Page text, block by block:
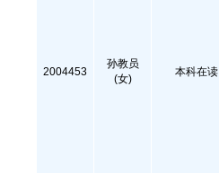
2004453
孙教员
(女)
本科在读